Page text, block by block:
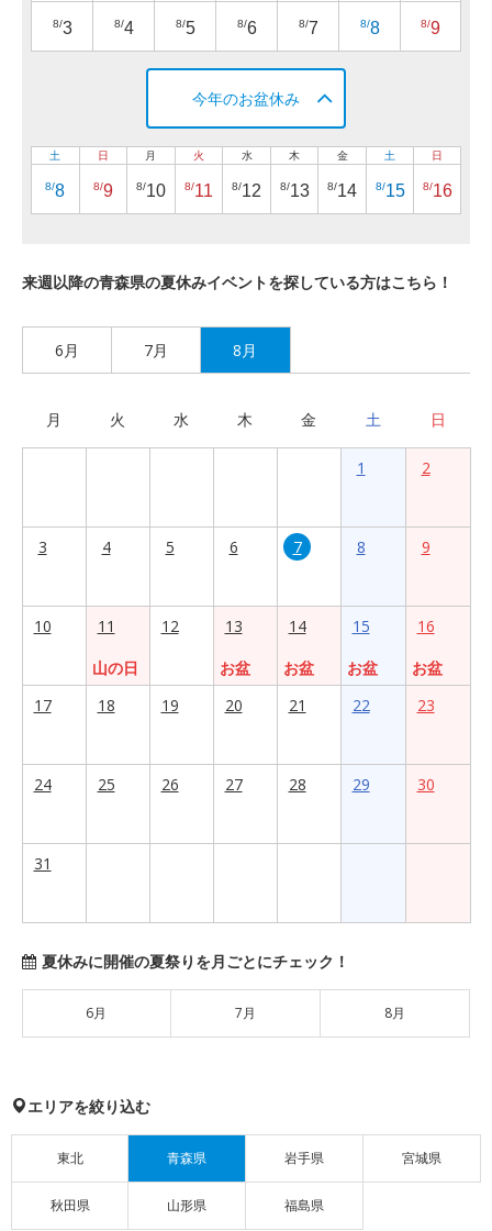
8/3 8/4 8/5 8/6 8/7 8/8 8/9
今年のお盆休み
土
8/8
日
8/9
月
8/10
火
8/11
水
8/12
木
8/13
金
8/14
土
8/15
日
8/16
来週以降の青森県の夏休みイベントを探している方はこちら！
6月 7月 8月
月 火 水 木 金 土 日
1 2
3 4 5 6 7 8 9
10
11
山の日
12
13
お盆
14
お盆
15
お盆
16
お盆
17
18 19 20 21 22 23
24 25 26 27 28 29 30
31
夏休みに開催の夏祭りを月ごとにチェック！
6月 7月 8月
エリアを絞り込む
東北 青森県 岩手県 宮城県
秋田県 山形県 福島県